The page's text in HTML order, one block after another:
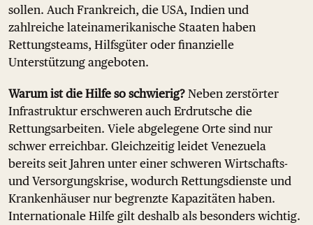
sollen. Auch Frankreich, die USA, Indien und
zahlreiche lateinamerikanische Staaten haben
Rettungsteams, Hilfsgüter oder finanzielle
Unterstützung angeboten.
Warum ist die Hilfe so schwierig? Neben zerstörter
Infrastruktur erschweren auch Erdrutsche die
Rettungsarbeiten. Viele abgelegene Orte sind nur
schwer erreichbar. Gleichzeitig leidet Venezuela
bereits seit Jahren unter einer schweren Wirtschafts-
und Versorgungskrise, wodurch Rettungsdienste und
Krankenhäuser nur begrenzte Kapazitäten haben.
Internationale Hilfe gilt deshalb als besonders wichtig.